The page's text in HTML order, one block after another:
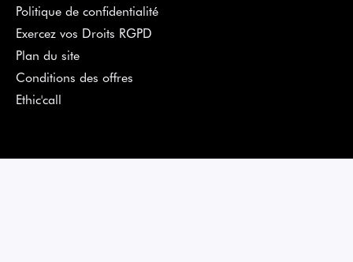
Politique de confidentialité
Exercez vos Droits RGPD
Plan du site
Conditions des offres
Ethic'call